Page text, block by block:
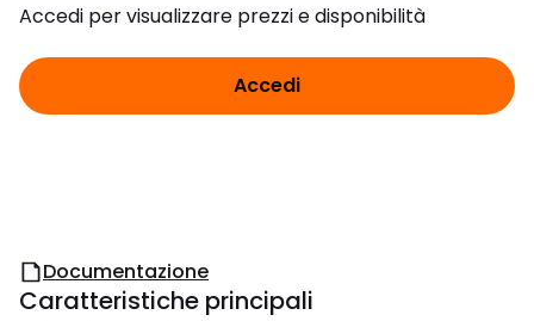
Accedi per visualizzare prezzi e disponibilità
Accedi
Documentazione
Caratteristiche principali